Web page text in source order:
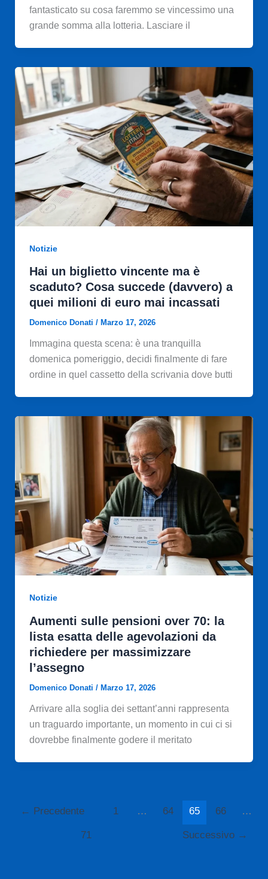
fantasticato su cosa faremmo se vincessimo una
grande somma alla lotteria. Lasciare il
Notizie
Hai un biglietto vincente ma è
scaduto? Cosa succede (davvero) a
quei milioni di euro mai incassati
Domenico Donati / Marzo 17, 2026
Immagina questa scena: è una tranquilla
domenica pomeriggio, decidi finalmente di fare
ordine in quel cassetto della scrivania dove butti
Notizie
Aumenti sulle pensioni over 70: la
lista esatta delle agevolazioni da
richiedere per massimizzare
l’assegno
Domenico Donati / Marzo 17, 2026
Arrivare alla soglia dei settant’anni rappresenta
un traguardo importante, un momento in cui ci si
dovrebbe finalmente godere il meritato
← Precedente 1 … 64 65 66 …
71 Successivo →